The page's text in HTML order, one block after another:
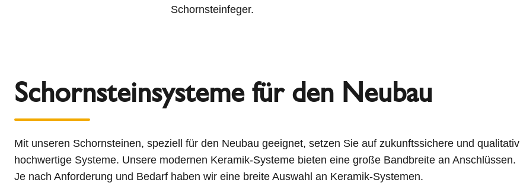
Schornsteinfeger.
Schornsteinsysteme für den Neubau
Mit unseren Schornsteinen, speziell für den Neubau geeignet, setzen Sie auf zukunftssichere und qualitativ
hochwertige Systeme. Unsere modernen Keramik-Systeme bieten eine große Bandbreite an Anschlüssen.
Je nach Anforderung und Bedarf haben wir eine breite Auswahl an Keramik-Systemen.